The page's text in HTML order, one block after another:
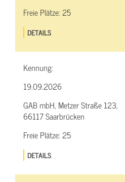
Freie Plätze:25
DETAILS
Kennung:
19.09.2026
GAB mbH, Metzer Straße 123,
66117 Saarbrücken
Freie Plätze:25
DETAILS